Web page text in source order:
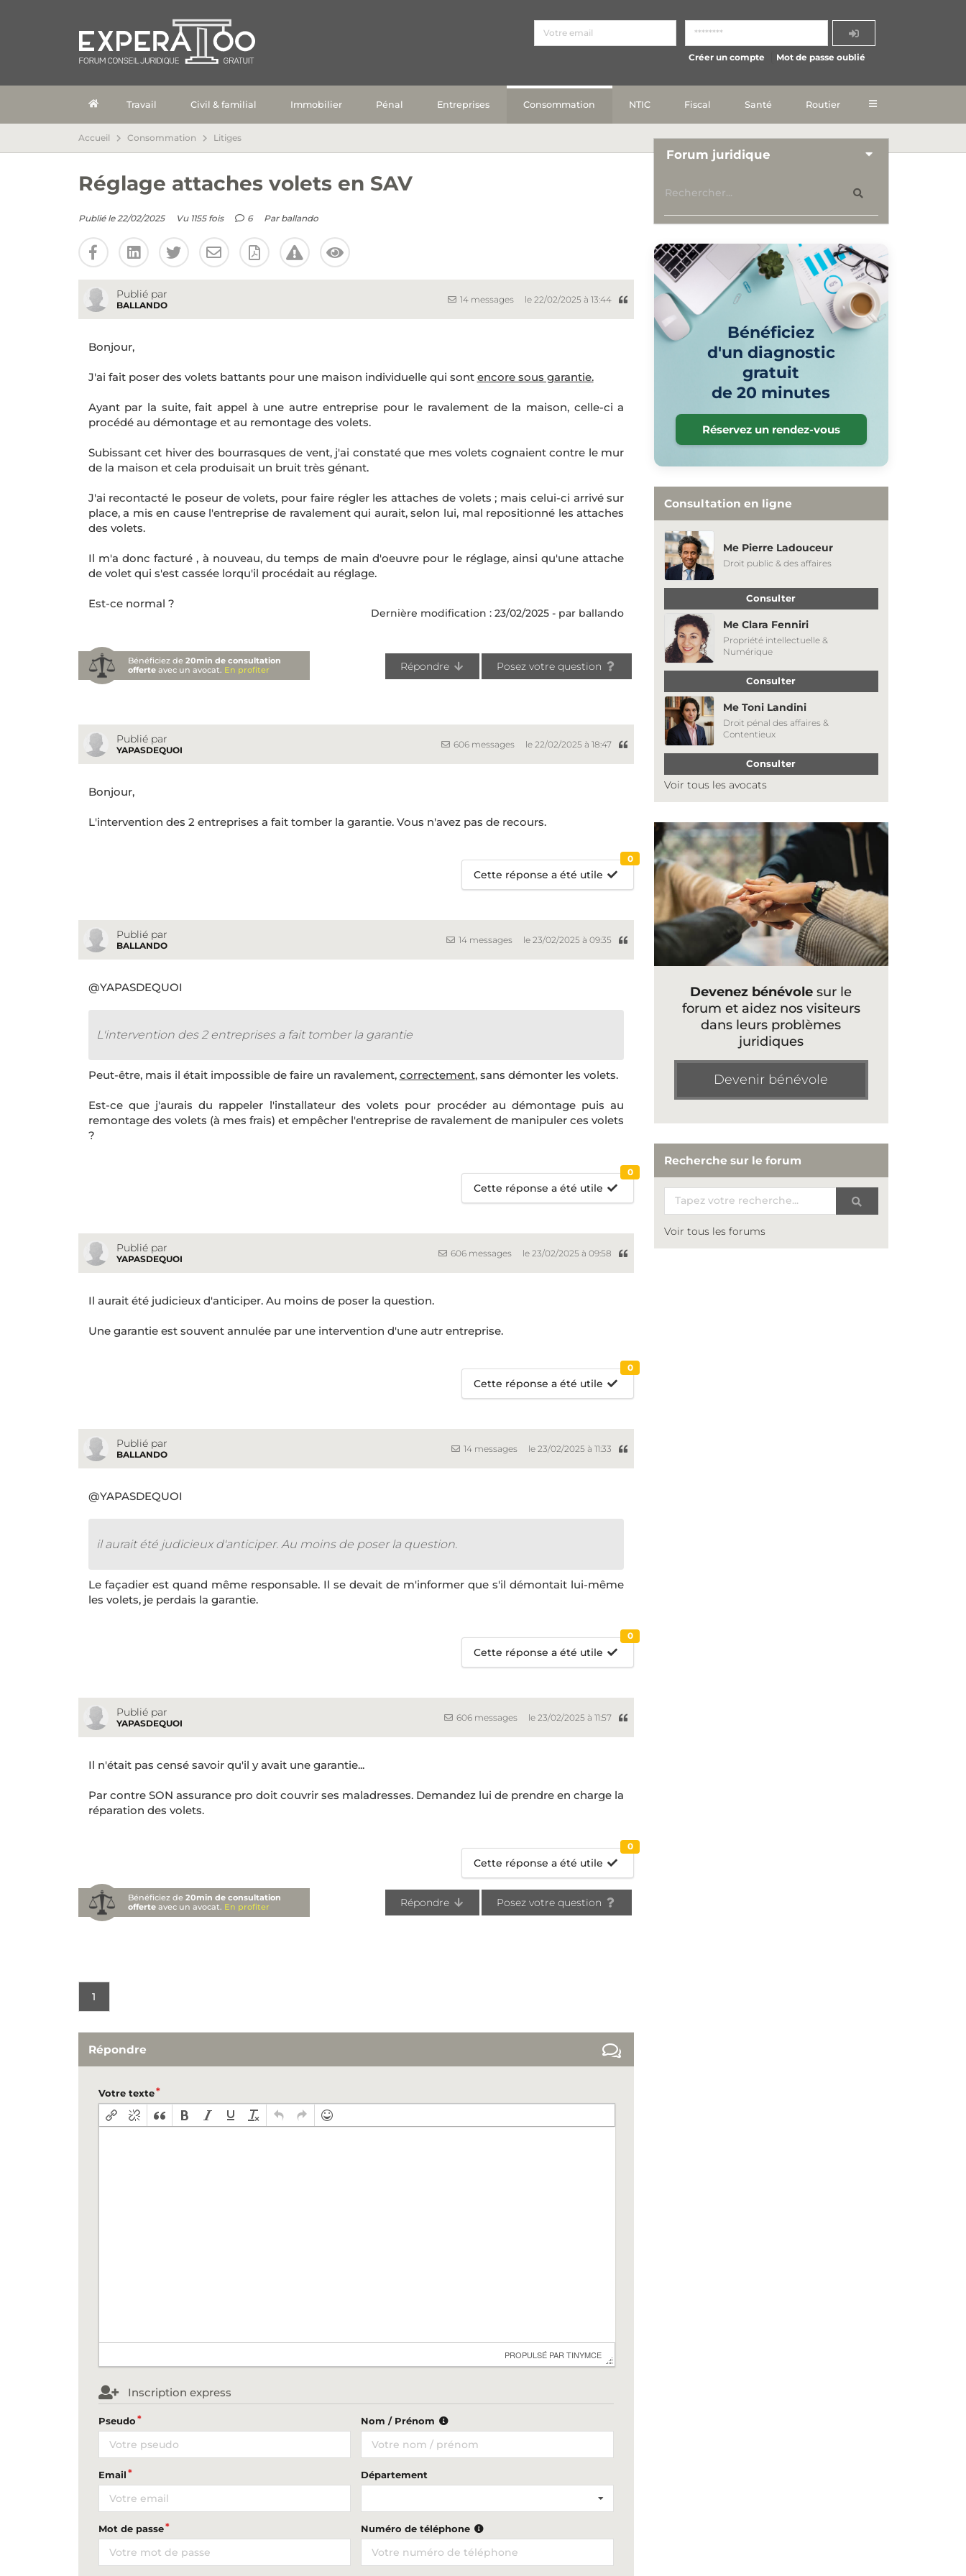
Créer un compte Mot de passe oublié
Travail Civil & familial Immobilier Pénal Entreprises Consommation NTIC Fiscal Santé Routier
Accueil Consommation Litiges
Réglage attaches volets en SAV
Publié le 22/02/2025 Vu 1155 fois 6 Par ballando
Publié par
BALLANDO
14 messages le 22/02/2025 à 13:44
Bonjour,
J'ai fait poser des volets battants pour une maison individuelle qui sont encore sous garantie.
Ayant par la suite, fait appel à une autre entreprise pour le ravalement de la maison, celle-ci a
procédé au démontage et au remontage des volets.
Subissant cet hiver des bourrasques de vent, j'ai constaté que mes volets cognaient contre le mur
de la maison et cela produisait un bruit très génant.
J'ai recontacté le poseur de volets, pour faire régler les attaches de volets ; mais celui-ci arrivé sur
place, a mis en cause l'entreprise de ravalement qui aurait, selon lui, mal repositionné les attaches
des volets.
Il m'a donc facturé , à nouveau, du temps de main d'oeuvre pour le réglage, ainsi qu'une attache
de volet qui s'est cassée lorqu'il procédait au réglage.
Est-ce normal ?
Dernière modification : 23/02/2025 - par ballando
Bénéficiez de20min de consultation
offerte avec un avocat. En profiter Répondre Posez votre question
Publié par
YAPASDEQUOI
606 messages le 22/02/2025 à 18:47
Bonjour,
L'intervention des 2 entreprises a fait tomber la garantie. Vous n'avez pas de recours.
Cette réponse a été utile
0
Publié par
BALLANDO
14 messages le 23/02/2025 à 09:35
@YAPASDEQUOI
L'intervention des 2 entreprises a fait tomber la garantie
Peut-être, mais il était impossible de faire un ravalement, correctement, sans démonter les volets.
Est-ce que j'aurais du rappeler l'installateur des volets pour procéder au démontage puis au
remontage des volets (à mes frais) et empêcher l'entreprise de ravalement de manipuler ces volets
?
Cette réponse a été utile
0
Publié par
YAPASDEQUOI
606 messages le 23/02/2025 à 09:58
Il aurait été judicieux d'anticiper. Au moins de poser la question.
Une garantie est souvent annulée par une intervention d'une autr entreprise.
Cette réponse a été utile
0
Publié par
BALLANDO
14 messages le 23/02/2025 à 11:33
@YAPASDEQUOI
il aurait été judicieux d'anticiper. Au moins de poser la question.
Le façadier est quand même responsable. Il se devait de m'informer que s'il démontait lui-même
les volets, je perdais la garantie.
Cette réponse a été utile
0
Publié par
YAPASDEQUOI
606 messages le 23/02/2025 à 11:57
Il n'était pas censé savoir qu'il y avait une garantie...
Par contre SON assurance pro doit couvrir ses maladresses. Demandez lui de prendre en charge la
réparation des volets.
Cette réponse a été utile
0
Bénéficiez de20min de consultation
offerte avec un avocat. En profiter Répondre Posez votre question
1
Répondre
Votre texte
PROPULSÉ PAR TINYMCE
Inscription express
Pseudo Nom / Prénom
Email Département
Mot de passe Numéro de téléphone
Forum juridique
Bénéficiez
d'un diagnostic
gratuit
de 20 minutes
Réservez un rendez-vous
Consultation en ligne
Me Pierre Ladouceur
Droit public & des affaires
Consulter
Me Clara Fenniri
Propriété intellectuelle &
Numérique
Consulter
Me Toni Landini
Droit pénal des affaires &
Contentieux
Consulter
Voir tous les avocats
Devenez bénévole sur le
forum et aidez nos visiteurs
dans leurs problèmes
juridiques
Devenir bénévole
Recherche sur le forum
Voir tous les forums